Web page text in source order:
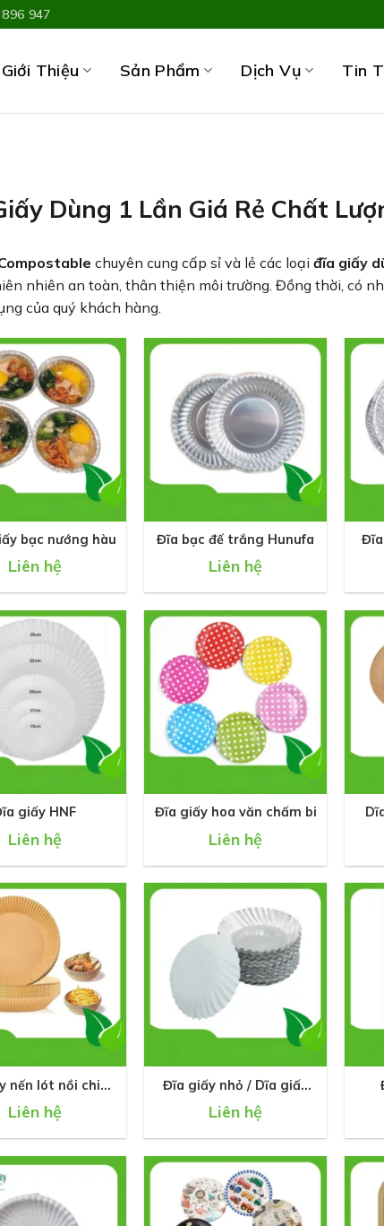
947
Giới Thiệu Sản Phẩm Dịch Vụ Tin
Dùng 1 Lần Giá Rẻ Chất
chuyên cung cấp sỉ và lẻ các loại đĩa giấy
nhiên an toàn, thân thiện môi trường. Đồng thời, có
của quý khách hàng.
bạc nướng hàu
Liên hệ
Đĩa bạc đế trắng Hunufa
Liên hệ
giấy HNF
Liên hệ
Đĩa giấy hoa văn chấm bi
Liên hệ
nến lót nồi chiên
không dầu
Liên hệ
Đĩa giấy nhỏ / Dĩa giấy
nhỏ đựng nước chấm
Liên hệ